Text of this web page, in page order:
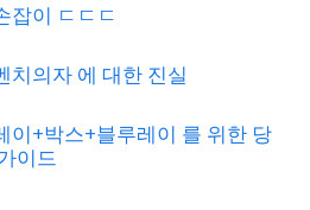
잡이 ㄷㄷㄷ
치의자 에 대한 진실
이+박스+블루레이 를 위한 당
이드